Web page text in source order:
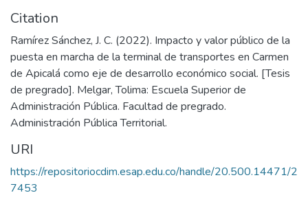
Citation
Ramírez Sánchez, J. C. (2022). Impacto y valor público de la
puesta en marcha de la terminal de transportes en Carmen
de Apicalá como eje de desarrollo económico social. [Tesis
de pregrado]. Melgar, Tolima: Escuela Superior de
Administración Pública. Facultad de pregrado.
Administración Pública Territorial.
URI
https://repositoriocdim.esap.edu.co/handle/20.500.14471/2
7453